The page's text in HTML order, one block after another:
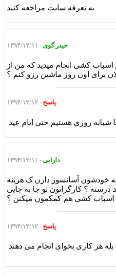
به تعرفه سایت مراجعه کنید
حیدر گوی - ۱۳۹۴/۱۲/۱۱
کشی انجام میدید که من از
برای اون روز ماشین رزو کنم ؟
پاسخ - ۱۳۹۴/۱۲/۱۲
شبانه روزی هستیم حتی ایام عید
دارابی - ۱۳۹۴/۱۲/۱۱
خودشون آسانسور دارن ک هزینه
؟ کارگراتون تو جا به جایی
اسباب کشی هم کمکمون میکنن ؟
پاسخ - ۱۳۹۴/۱۲/۱۲
بله هر کاری بخوای انجام می دهند